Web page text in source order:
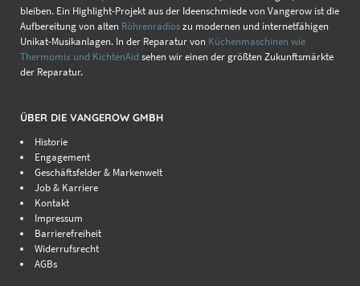
bleiben. Ein Highlight-Projekt aus der Ideenschmiede von Vangerow ist die
Aufbereitung von alten Röhrenradioszu modernen und internetfähigen
Unikat-Musikanlagen. In der Reparatur von Küchenmaschinen wie
Thermomix und KichtenAid sehen wir einen der größten Zukunftsmärkte
der Reparatur.
ÜBER DIE VANGEROW GMBH
Historie
Engagement
Geschäftsfelder & Markenwelt
Job & Karriere
Kontakt
Impressum
Barrierefreiheit
Widerrufsrecht
AGBs